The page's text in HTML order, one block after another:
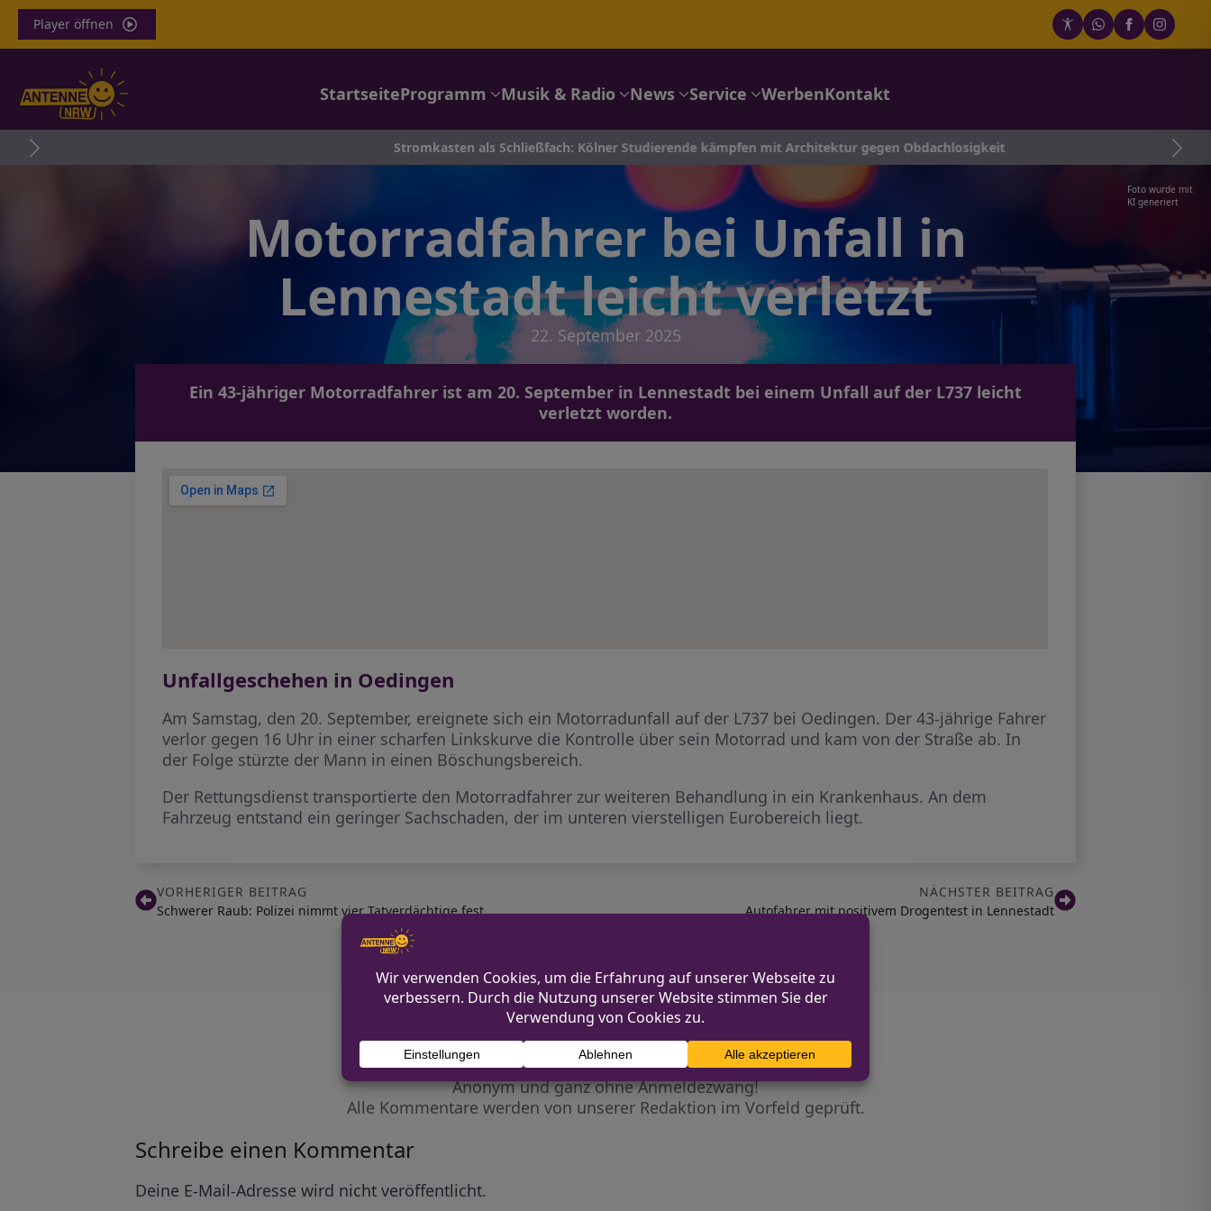
Player öffnen
StartseiteProgramm Musik & Radio News Service WerbenKontakt
Stromkasten als Schließfach: Kölner Studierende kämpfen mit Architektur gegen Obdachlosigkeit
Foto wurde mit
KI generiert
Motorradfahrer bei Unfall in
Lennestadt leicht verletzt
22. September 2025
Ein 43-jähriger Motorradfahrer ist am 20. September in Lennestadt bei einem Unfall auf der L737 leicht
verletzt worden.
Unfallgeschehen in Oedingen
Am Samstag, den 20. September, ereignete sich ein Motorradunfall auf der L737 bei Oedingen. Der 43-jährige Fahrer
verlor gegen 16 Uhr in einer scharfen Linkskurve die Kontrolle über sein Motorrad und kam von der Straße ab. In
der Folge stürzte der Mann in einen Böschungsbereich.
Der Rettungsdienst transportierte den Motorradfahrer zur weiteren Behandlung in ein Krankenhaus. An dem
Fahrzeug entstand ein geringer Sachschaden, der im unteren vierstelligen Eurobereich liegt.
VORHERIGER BEITRAG
Schwerer Raub: Polizei nimmt vier Tatverdächtige fest
NÄCHSTER BEITRAG
Autofahrer mit positivem Drogentest in Lennestadt
Diskutiere mit!
Anonym und ganz ohne Anmeldezwang!
Alle Kommentare werden von unserer Redaktion im Vorfeld geprüft.
Schreibe einen Kommentar
Deine E-Mail-Adresse wird nicht veröffentlicht.